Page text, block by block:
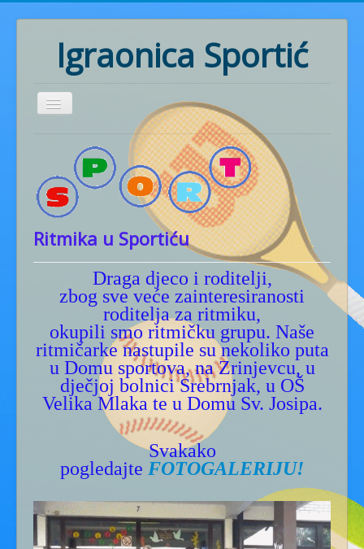
Igraonica Sportić
Rođendani
Pozivnice
Fotogalerija
Cjenik usluga
Gdje smo - kontakt
Kućni red
Ritmika u Sportiću
Draga djeco i roditelji,
zbog sve veće zainteresiranosti
roditelja za ritmiku,
okupili smo ritmičku grupu. Naše
ritmičarke nastupile su nekoliko puta
u Domu sportova, na Zrinjevcu, u
dječjoj bolnici Srebrnjak, u OŠ
Velika Mlaka te u Domu Sv. Josipa.
Svakako
pogledajte FOTOGALERIJU!